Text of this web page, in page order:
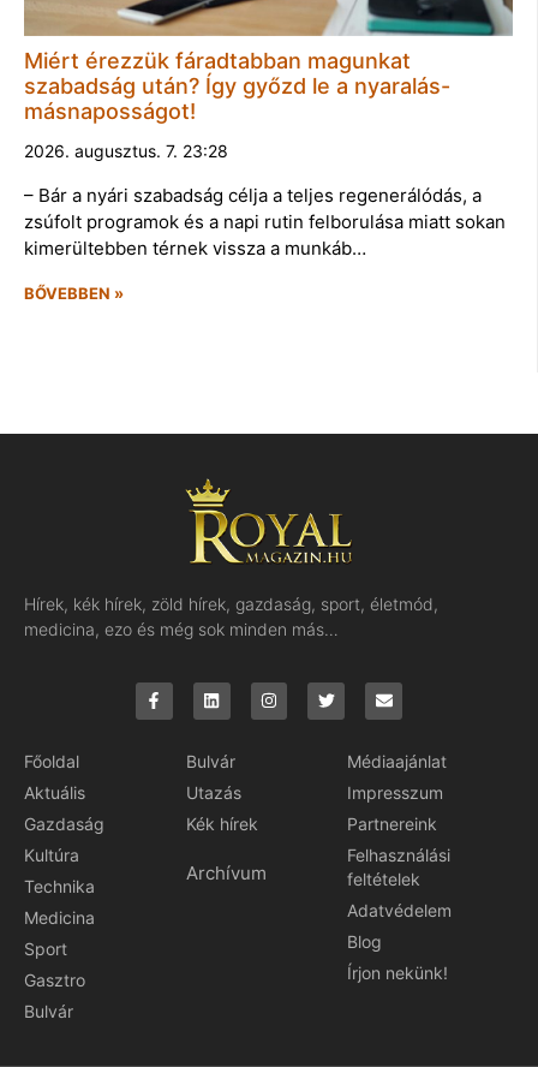
Miért érezzük fáradtabban magunkat
szabadság után? Így győzd le a nyaralás-
másnaposságot!
2026. augusztus. 7. 23:28
– Bár a nyári szabadság célja a teljes regenerálódás, a
zsúfolt programok és a napi rutin felborulása miatt sokan
kimerültebben térnek vissza a munkáb…
BŐVEBBEN »
Hírek, kék hírek, zöld hírek, gazdaság, sport, életmód,
medicina, ezo és még sok minden más…
Főoldal
Aktuális
Gazdaság
Kultúra
Technika
Medicina
Sport
Gasztro
Bulvár
Bulvár
Utazás
Kék hírek
Archívum
Médiaajánlat
Impresszum
Partnereink
Felhasználási
feltételek
Adatvédelem
Blog
Írjon nekünk!